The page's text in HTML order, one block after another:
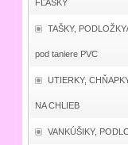
FĽAŠKY
TAŠKY,
pod taniere PVC
UTIERKY,
NA CHLIEB
VANKÚŠIKY,